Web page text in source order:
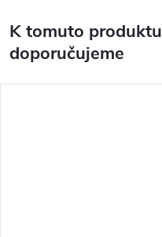
K tomuto produktu
doporučujeme